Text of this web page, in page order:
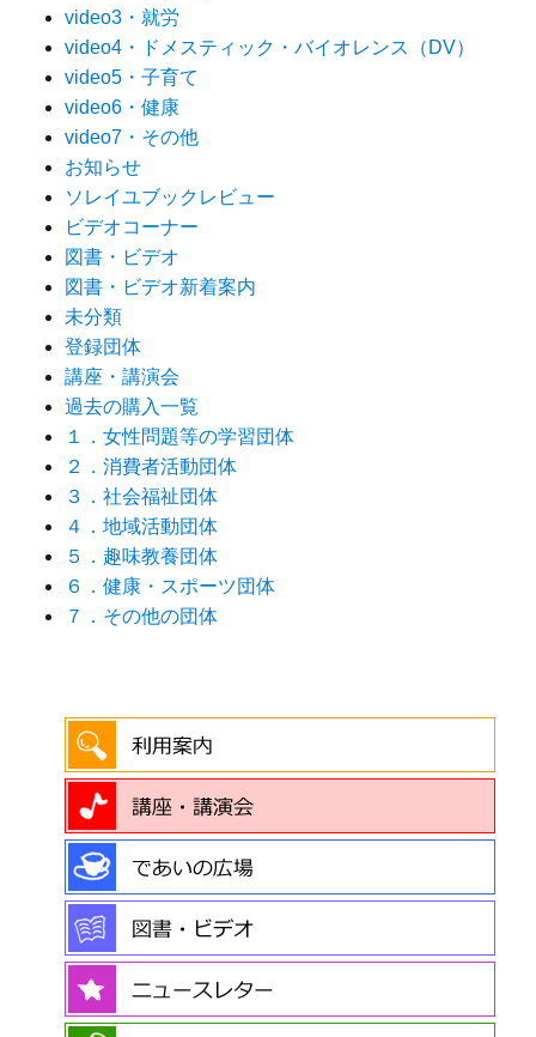
video3・就労
video4・ドメスティック・バイオレンス（DV）
video5・子育て
video6・健康
video7・その他
お知らせ
ソレイユブックレビュー
ビデオコーナー
図書・ビデオ
図書・ビデオ新着案内
未分類
登録団体
講座・講演会
過去の購入一覧
１．女性問題等の学習団体
２．消費者活動団体
３．社会福祉団体
４．地域活動団体
５．趣味教養団体
６．健康・スポーツ団体
７．その他の団体